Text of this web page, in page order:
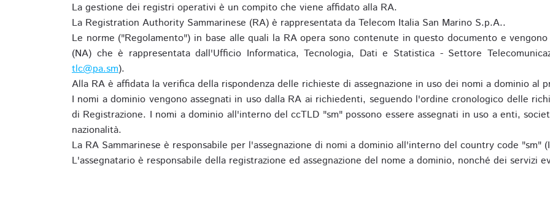
La gestione dei registri operativi è un compito che viene affidato alla RA.
La Registration Authority Sammarinese (RA) è rappresentata da Telecom Italia San Marino S.p.A..
Le norme ("Regolamento") in base alle quali la RA opera sono contenute in questo documento e
(NA) che è rappresentata dall'Ufficio Informatica, Tecnologia, Dati e Statistica - Settore
tlc@pa.sm).
Alla RA è affidata la verifica della rispondenza delle richieste di assegnazione in uso dei nomi a dominio al
I nomi a dominio vengono assegnati in uso dalla RA ai richiedenti, seguendo l'ordine cronologico delle
di Registrazione. I nomi a dominio all'interno del ccTLD "sm" possono essere assegnati in uso a enti,
nazionalità.
La RA Sammarinese è responsabile per l'assegnazione di nomi a dominio all'interno del country code "sm"
L'assegnatario è responsabile della registrazione ed assegnazione del nome a dominio, nonché dei servizi